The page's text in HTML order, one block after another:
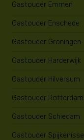
Gastouder Emmen
Gastouder Enschede
Gastouder Groningen
Gastouder Harderwijk
Gastouder Hilversum
Gastouder Rotterdam
Gastouder Schiedam
Gastouder Spijkenisse